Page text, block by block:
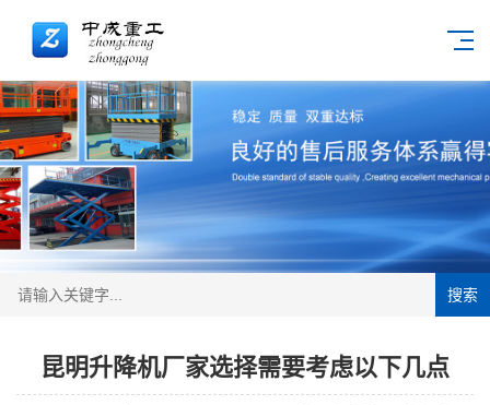
搜索
昆明升降机厂家选择需要考虑以下几点